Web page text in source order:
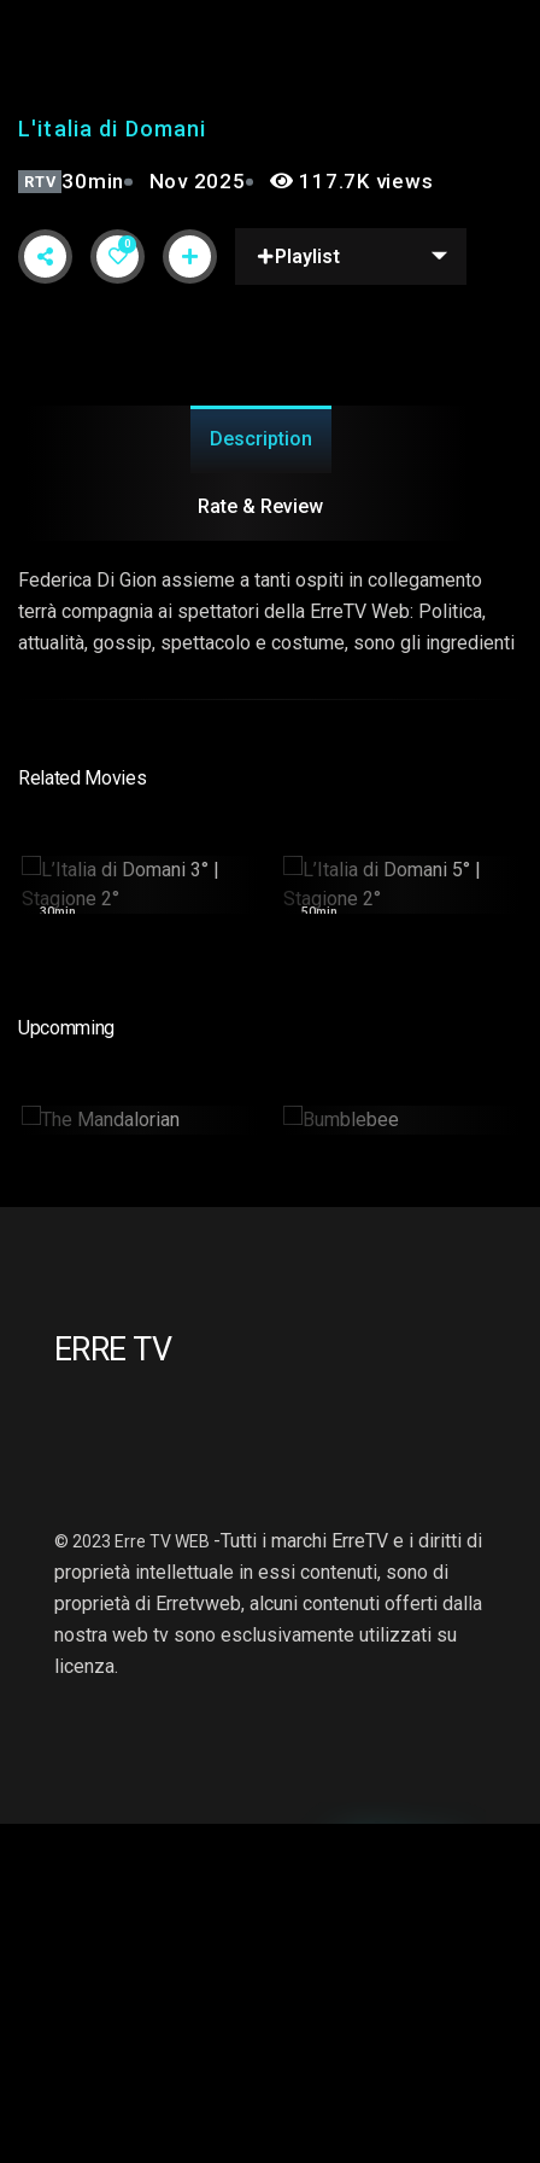
L'italia di Domani
RTV 30min Nov 2025 117.7K views
0
Playlist
Description
Rate & Review
Federica Di Gion assieme a tanti ospiti in collegamento
terrà compagnia ai spettatori della ErreTV Web: Politica,
attualità, gossip, spettacolo e costume, sono gli ingredienti
Related Movies
L’Italia Di Domani 3° |
Stagione 2°
30min
L’Italia Di Domani 5° |
Stagione 2°
50min
Upcomming
The Mandalorian Bumblebee
ERRE TV
© 2023 Erre TV WEB -Tutti i marchi ErreTV e i diritti di
proprietà intellettuale in essi contenuti, sono di
proprietà di Erretvweb, alcuni contenuti offerti dalla
nostra web tv sono esclusivamente utilizzati su
licenza.